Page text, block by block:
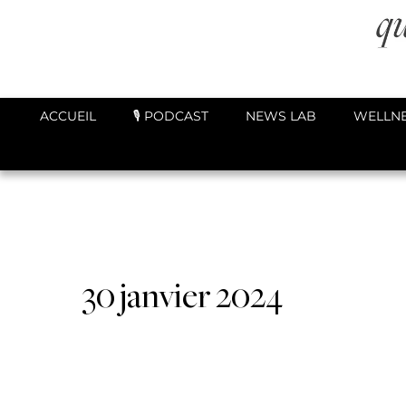
ACCUEIL 🎙️ PODCAST NEWS LAB
30 janvier 2024